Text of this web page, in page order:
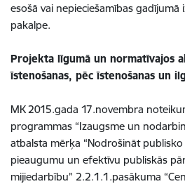
esošā vai nepieciešamības
pakalpe.
Projekta līgumā un normatīvajos
īstenošanas, pēc īstenošanas un
MK 2015.gada 17.novembra
programmas “Izaugsme un
atbalsta mērķa “Nodrošināt
pieaugumu un efektīvu publiskās
mijiedarbību” 2.2.1.1.pasākuma